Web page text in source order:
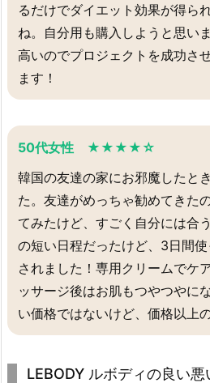
るだけでダイエット効果が得ら
ね。自分用も購入しようと思い
高いのでプロジェクトを成功さ
ます！
50代女性 ★★★★☆
韓国の友達の家にお邪魔したと
た。友達がめっちゃ勧めてきた
てみたけど、すごく自分には合
の短い日程だったけど、3日間
されました！専用クリームでケ
ッサージ後はお肌もつやつやに
い価格ではないけど、価格以上
LEBODY ルボディの良い悪